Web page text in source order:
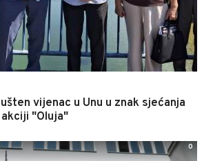
vijenac u Unu u znak sjećanja
"Oluja"
0